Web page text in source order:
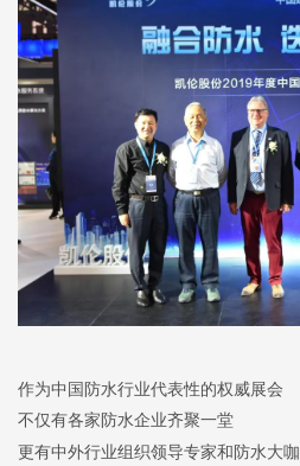
作为中国防水行业代表性的权威展会
不仅有各家防水企业齐聚一堂
更有中外行业组织领导专家和防水大咖